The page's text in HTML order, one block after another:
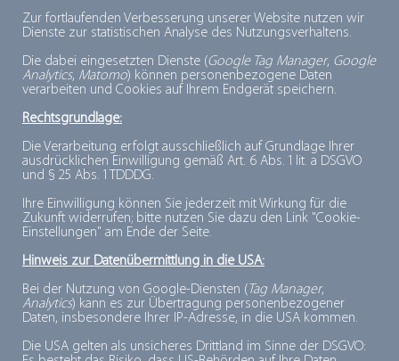
Zur fortlaufenden Verbesserung unserer Website nutzen wir
Dienste zur statistischen Analyse des Nutzungsverhaltens.
Die dabei eingesetzten Dienste (Google Tag Manager, Google
Analytics, Matomo) können personenbezogene Daten
verarbeiten und Cookies auf Ihrem Endgerät speichern.
Rechtsgrundlage:
Die Verarbeitung erfolgt ausschließlich auf Grundlage Ihrer
ausdrücklichen Einwilligung gemäß Art. 6 Abs. 1 lit. a DSGVO
und § 25 Abs. 1 TDDDG.
Ihre Einwilligung können Sie jederzeit mit Wirkung für die
Zukunft widerrufen; bitte nutzen Sie dazu den Link "Cookie-
Einstellungen" am Ende der Seite.
Hinweis zur Datenübermittlung in die USA:
Bei der Nutzung von Google-Diensten (Tag Manager,
Analytics) kann es zur Übertragung personenbezogener
Daten, insbesondere Ihrer IP-Adresse, in die USA kommen.
Die USA gelten als unsicheres Drittland im Sinne der DSGVO:
Millionen Menschen in Deutschland mitfrischen,
tiefgekühltenLebensmitteln und ist ein wichtiger
Lieferant für den Handel, die Gastronomie und die
Gemeinschaftsverpflegung. 2024 stieg der Pro-Kopf-
Verbrauch vonTiefkühlprodukten
dti-Absatzstatistik auf einen Rekordwert von 50 kg.
Der Gesamtabsatz lag 2024 bei über vier Millionen
Kontakt:
Deutsches Tiefkühlinstitut e.V.
Nina Kollas